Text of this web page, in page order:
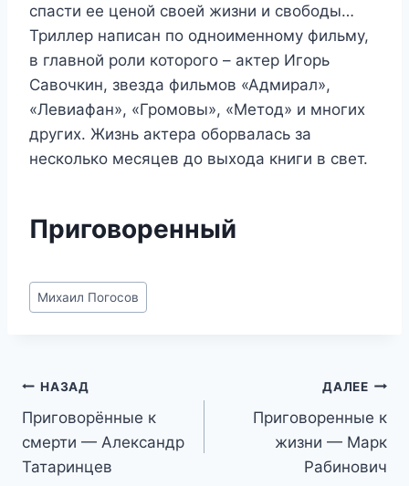
спасти ее ценой своей жизни и свободы…
Триллер написан по одноименному фильму,
в главной роли которого – актер Игорь
Савочкин, звезда фильмов «Адмирал»,
«Левиафан», «Громовы», «Метод» и многих
других. Жизнь актера оборвалась за
несколько месяцев до выхода книги в свет.
Приговоренный
Метки
записи:
Михаил Погосов
Навигация
по
записям
НАЗАД
Приговорённые к
смерти — Александр
Татаринцев
ДАЛЕЕ
Приговоренные к
жизни — Марк
Рабинович